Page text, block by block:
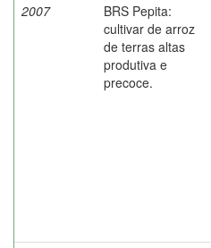
2007
BRS Pepita:
cultivar de arroz
de terras altas
produtiva e
precoce.